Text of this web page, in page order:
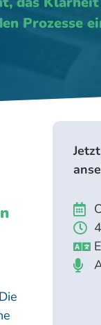
Prozesse